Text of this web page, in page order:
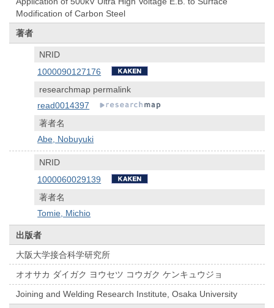
Modification of Carbon Steel
著者
NRID
1000090127176
researchmap permalink
read0014397
著者名
Abe, Nobuyuki
NRID
1000060029139
著者名
Tomie, Michio
出版者
大阪大学接合科学研究所
オオサカ ダイガク ヨウセツ コウガク ケンキュウジョ
Joining and Welding Research Institute, Osaka University